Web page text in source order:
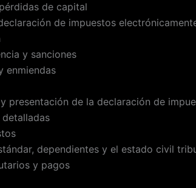
de capital
de impuestos
y sanciones
enmiendas
presentación de la declaración de
dependientes y el estado civil
y pagos